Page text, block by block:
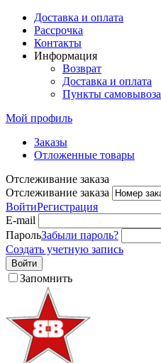
Доставка и оплата
Рассрочка
Контакты
Информация
Возврат
Доставка и оплата
Пункты самовывоза
Мой профиль
Заказы
Отложенные товары
Отслеживание заказа
Отслеживание заказа
ВойтиРегистрация
E-mail
ПарольЗабыли пароль?
Создать учетную запись
Войти
Запомнить